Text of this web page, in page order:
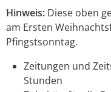
Hinweis: Diese oben
am Ersten
Pfingstsonntag.
Zeitungen und
Stunden